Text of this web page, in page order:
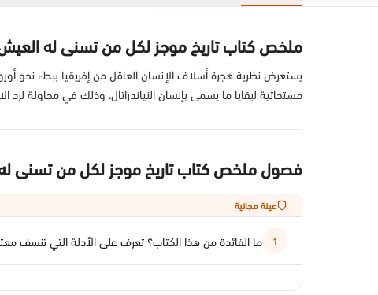
ملخص كتاب تاريخ موجز لكل من تسنى له
يستعرض نظرية هجرة أسلاف الإنسان العاقل من إفريقيا ببطء نحو
مستحاثية لبقايا ما يسمى بإنسان النياندراتال، وذلك في محاولة
فصول ملخص كتاب تاريخ موجز لكل من تسنى
عينة مجانية
1 ما الفائدة من هذا الكتاب؟ تعرف على الأدلة التي تنسف